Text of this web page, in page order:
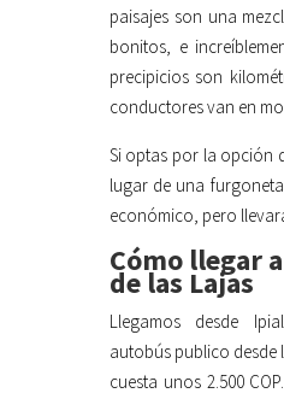
paisajes son una
bonitos, e
precipicios son
conductores van en
Si optas por la opción
lugar de una
económico, pero
Cómo llegar
de las Lajas
Llegamos desde
autobús publico desde
cuesta unos 2.500